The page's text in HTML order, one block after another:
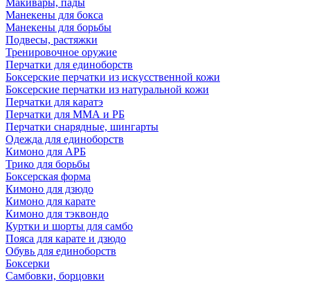
Макивары, пады
Манекены для бокса
Манекены для борьбы
Подвесы, растяжки
Тренировочное оружие
Перчатки для единоборств
Боксерские перчатки из искусственной кожи
Боксерские перчатки из натуральной кожи
Перчатки для каратэ
Перчатки для ММА и РБ
Перчатки снарядные, шингарты
Одежда для единоборств
Кимоно для АРБ
Трико для борьбы
Боксерская форма
Кимоно для дзюдо
Кимоно для карате
Кимоно для тэквондо
Куртки и шорты для самбо
Пояса для карате и дзюдо
Обувь для единоборств
Боксерки
Самбовки, борцовки